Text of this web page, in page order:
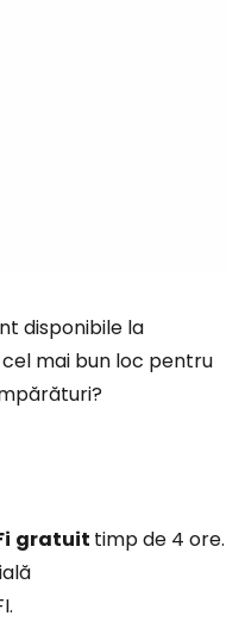
disponibile la
mai bun loc pentru
gratuit timp de 4 ore.